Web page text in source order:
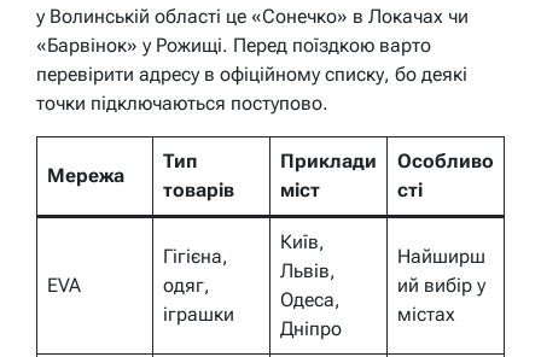
у Волинській області це «Сонечко» в Локачах чи
«Барвінок» у Рожищі. Перед поїздкою варто
перевірити адресу в офіційному списку, бо деякі
точки підключаються поступово.
Мережа
Тип
товарів
Приклади
міст
Особливо
сті
EVA
Гігієна,
одяг,
іграшки
Київ,
Львів,
Одеса,
Дніпро
Найширш
ий вибір у
містах